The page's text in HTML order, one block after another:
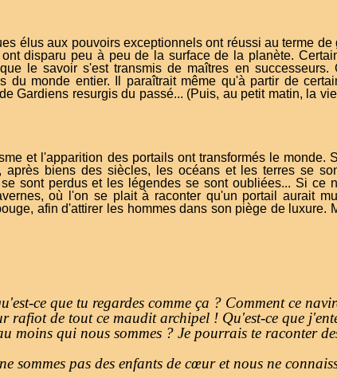
élus aux pouvoirs exceptionnels ont réussi au terme
disparu peu à peu de la surface de la planète.
le savoir s'est transmis de maîtres en
du monde entier. Il paraîtrait même qu'à partir de
Gardiens resurgis du passé... (Puis, au petit matin, la
et l'apparition des portails ont transformés le monde.
après biens des siècles, les océans et les terres se
sont perdus et les légendes se sont oubliées... Si ce
où l'on se plait à raconter qu'un portail aurait
afin d'attirer les hommes dans son piège de luxure.
ce que tu regardes comme ça ? Comment ce
rafiot de tout ce maudit archipel ! Qu'est-ce que
moins qui nous sommes ? Je pourrais te raconter
sommes pas des enfants de cœur et nous ne